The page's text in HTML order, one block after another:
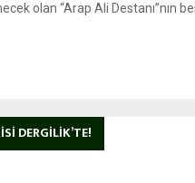
olan “Arap Ali Destanı”nın
DERGILIK’TE!